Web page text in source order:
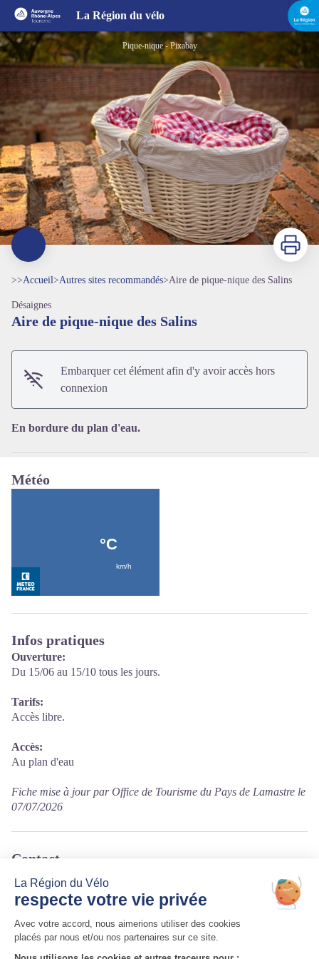
La Région du vélo
Pique-nique - Pixabay
Imprimer
>>Accueil>Autres sites recommandés>Aire de pique-nique des Salins
Désaignes
Aire de pique-nique des Salins
Embarquer cet élément afin d'y avoir accès hors
connexion
En bordure du plan d'eau.
Météo
Infos pratiques
Ouverture:
Du 15/06 au 15/10 tous les jours.
Tarifs:
Accès libre.
Accès:
Au plan d'eau
Fiche mise à jour par Office de Tourisme du Pays de Lamastre le
07/07/2026
Contact
Plan d'eau des Salins
07570 Désaignes
Tél. 04 75 06 61 49
Courriel:
mairie@desaignes.fr